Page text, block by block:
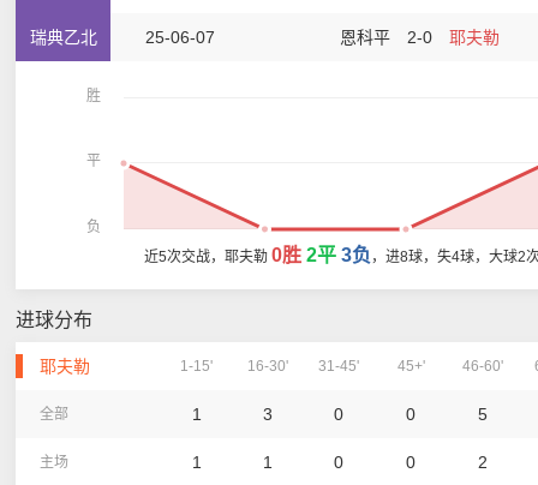
瑞典乙北 25-06-07 恩科平 2-0 耶夫勒
胜
平
负
近5次交战，耶夫勒 0胜 2平 3负 ，进8球，失4球，大球2
进球分布
耶夫勒 1-15' 16-30' 31-45' 45+' 46-60'
全部 1 3 0 0 5
主场 1 1 0 0 2